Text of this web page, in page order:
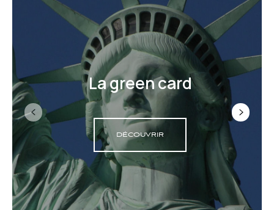
La green card
DÉCOUVRIR